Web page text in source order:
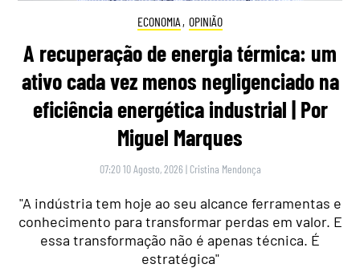
ECONOMIA , OPINIÃO
A recuperação de energia térmica: um
ativo cada vez menos negligenciado na
eficiência energética industrial | Por
Miguel Marques
07:20 10 Agosto, 2026 | Cristina Mendonça
"A indústria tem hoje ao seu alcance ferramentas e
conhecimento para transformar perdas em valor. E
essa transformação não é apenas técnica. É
estratégica"